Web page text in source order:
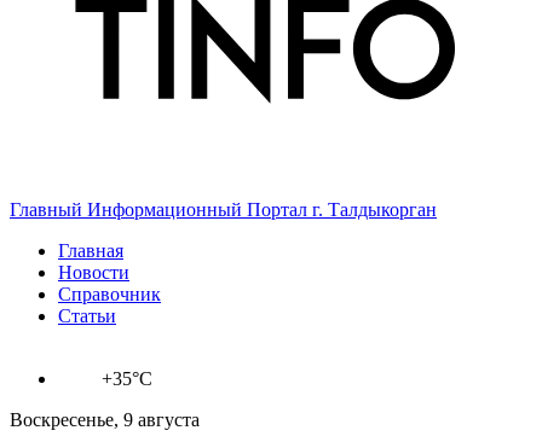
Главный Информационный Портал г. Талдыкорган
Главная
Новости
Справочник
Статьи
+35°C
Воскресенье, 9 августа